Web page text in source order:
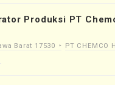
Produksi PT
Barat 17530
PT CHEMCO